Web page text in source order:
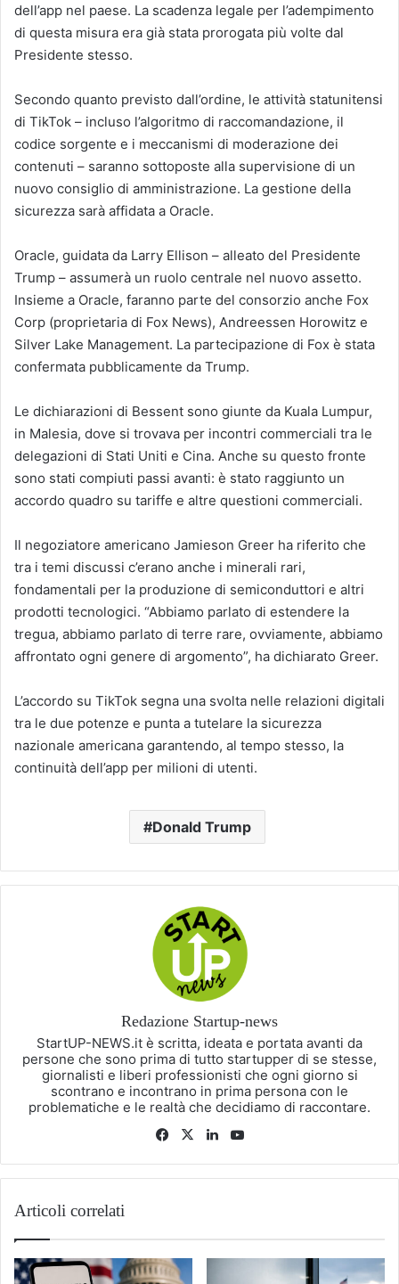
dell’app nel paese. La scadenza legale per l’adempimento
di questa misura era già stata prorogata più volte dal
Presidente stesso.
Secondo quanto previsto dall’ordine, le attività statunitensi
di TikTok – incluso l’algoritmo di raccomandazione, il
codice sorgente e i meccanismi di moderazione dei
contenuti – saranno sottoposte alla supervisione di un
nuovo consiglio di amministrazione. La gestione della
sicurezza sarà affidata a Oracle.
Oracle, guidata da Larry Ellison – alleato del Presidente
Trump – assumerà un ruolo centrale nel nuovo assetto.
Insieme a Oracle, faranno parte del consorzio anche Fox
Corp (proprietaria di Fox News), Andreessen Horowitz e
Silver Lake Management. La partecipazione di Fox è stata
confermata pubblicamente da Trump.
Le dichiarazioni di Bessent sono giunte da Kuala Lumpur,
in Malesia, dove si trovava per incontri commerciali tra le
delegazioni di Stati Uniti e Cina. Anche su questo fronte
sono stati compiuti passi avanti: è stato raggiunto un
accordo quadro su tariffe e altre questioni commerciali.
Il negoziatore americano Jamieson Greer ha riferito che
tra i temi discussi c’erano anche i minerali rari,
fondamentali per la produzione di semiconduttori e altri
prodotti tecnologici. “Abbiamo parlato di estendere la
tregua, abbiamo parlato di terre rare, ovviamente, abbiamo
affrontato ogni genere di argomento”, ha dichiarato Greer.
L’accordo su TikTok segna una svolta nelle relazioni digitali
tra le due potenze e punta a tutelare la sicurezza
nazionale americana garantendo, al tempo stesso, la
continuità dell’app per milioni di utenti.
Donald Trump
Redazione Startup-news
StartUP-NEWS.it è scritta, ideata e portata avanti da
persone che sono prima di tutto startupper di se stesse,
giornalisti e liberi professionisti che ogni giorno si
scontrano e incontrano in prima persona con le
problematiche e le realtà che decidiamo di raccontare.
Facebook
X LinkedIn
Articoli correlati